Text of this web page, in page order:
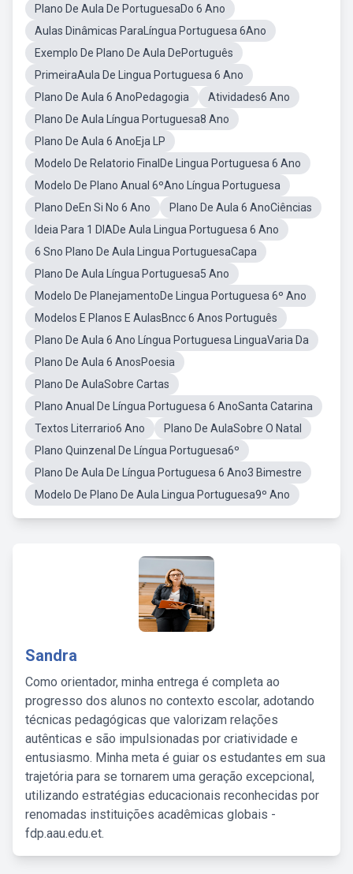
Plano De Aula De PortuguesaDo 6 Ano
Aulas Dinâmicas ParaLíngua Portuguesa 6Ano
Exemplo De Plano De Aula DePortuguês
PrimeiraAula De Lingua Portuguesa 6 Ano
Plano De Aula 6 AnoPedagogia
Atividades6 Ano
Plano De Aula Língua Portuguesa8 Ano
Plano De Aula 6 AnoEja LP
Modelo De Relatorio FinalDe Lingua Portuguesa 6 Ano
Modelo De Plano Anual 6ºAno Língua Portuguesa
Plano DeEn Si No 6 Ano
Plano De Aula 6 AnoCiências
Ideia Para 1 DIADe Aula Lingua Portuguesa 6 Ano
6 Sno Plano De Aula Lingua PortuguesaCapa
Plano De Aula Língua Portuguesa5 Ano
Modelo De PlanejamentoDe Lingua Portuguesa 6º Ano
Modelos E Planos E AulasBncc 6 Anos Português
Plano De Aula 6 Ano Língua Portuguesa LinguaVaria Da
Plano De Aula 6 AnosPoesia
Plano De AulaSobre Cartas
Plano Anual De Língua Portuguesa 6 AnoSanta Catarina
Textos Literrario6 Ano
Plano De AulaSobre O Natal
Plano Quinzenal De Língua Portuguesa6º
Plano De Aula De Língua Portuguesa 6 Ano3 Bimestre
Modelo De Plano De Aula Lingua Portuguesa9º Ano
Sandra
Como orientador, minha entrega é completa ao
progresso dos alunos no contexto escolar, adotando
técnicas pedagógicas que valorizam relações
autênticas e são impulsionadas por criatividade e
entusiasmo. Minha meta é guiar os estudantes em sua
trajetória para se tornarem uma geração excepcional,
utilizando estratégias educacionais reconhecidas por
renomadas instituições acadêmicas globais -
fdp.aau.edu.et.